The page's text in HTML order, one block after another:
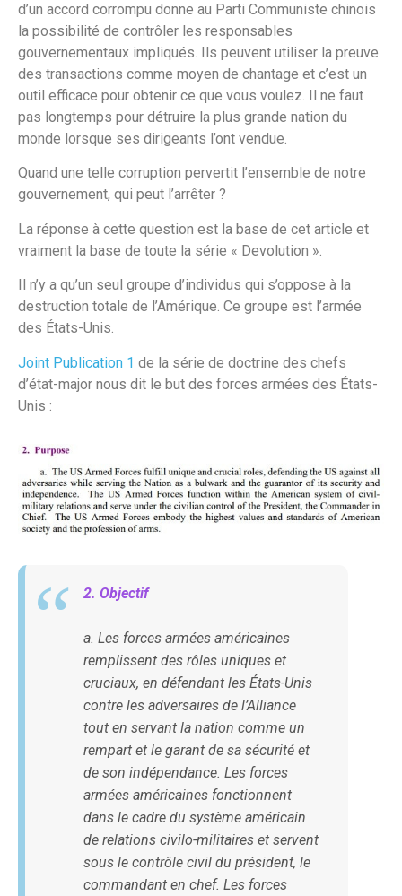
d’un accord corrompu donne au Parti Communiste chinois
la possibilité de contrôler les responsables
gouvernementaux impliqués. Ils peuvent utiliser la preuve
des transactions comme moyen de chantage et c’est un
outil efficace pour obtenir ce que vous voulez. Il ne faut
pas longtemps pour détruire la plus grande nation du
monde lorsque ses dirigeants l’ont vendue.
Quand une telle corruption pervertit l’ensemble de notre
gouvernement, qui peut l’arrêter ?
La réponse à cette question est la base de cet article et
vraiment la base de toute la série « Devolution ».
Il n’y a qu’un seul groupe d’individus qui s’oppose à la
destruction totale de l’Amérique. Ce groupe est l’armée
des États-Unis.
Joint Publication 1 de la série de doctrine des chefs
d’état-major nous dit le but des forces armées des États-
Unis :
2. Objectif
a. Les forces armées américaines
remplissent des rôles uniques et
cruciaux, en défendant les États-Unis
contre les adversaires de l’Alliance
tout en servant la nation comme un
rempart et le garant de sa sécurité et
de son indépendance. Les forces
armées américaines fonctionnent
dans le cadre du système américain
de relations civilo-militaires et servent
sous le contrôle civil du président, le
commandant en chef. Les forces